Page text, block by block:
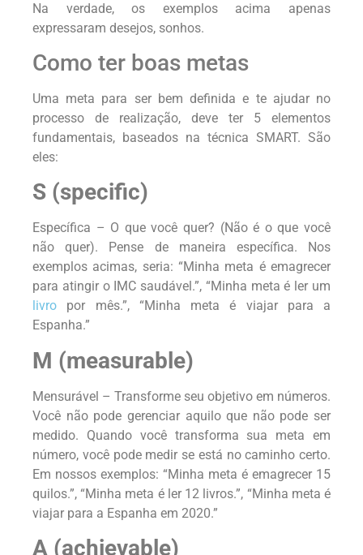
Na verdade, os exemplos acima apenas
expressaram desejos, sonhos.
Como ter boas metas
Uma meta para ser bem definida e te ajudar no
processo de realização, deve ter 5 elementos
fundamentais, baseados na técnica SMART. São
eles:
S (specific)
Específica – O que você quer? (Não é o que você
não quer). Pense de maneira específica. Nos
exemplos acimas, seria: “Minha meta é emagrecer
para atingir o IMC saudável.”, “Minha meta é ler um
livro por mês.”, “Minha meta é viajar para a
Espanha.”
M (measurable)
Mensurável – Transforme seu objetivo em números.
Você não pode gerenciar aquilo que não pode ser
medido. Quando você transforma sua meta em
número, você pode medir se está no caminho certo.
Em nossos exemplos: “Minha meta é emagrecer 15
quilos.”, “Minha meta é ler 12 livros.”, “Minha meta é
viajar para a Espanha em 2020.”
A (achievable)